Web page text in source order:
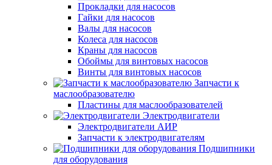
Прокладки для насосов
Гайки для насосов
Валы для насосов
Колеса для насосов
Краны для насосов
Обоймы для винтовых насосов
Винты для винтовых насосов
Запчасти к
маслообразователю
Пластины для маслообразователей
Электродвигатели
Электродвигатели АИР
Запчасти к электродвигателям
Подшипники
для оборудования